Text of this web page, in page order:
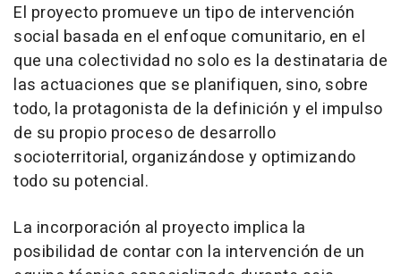
El proyecto promueve un tipo de intervención
social basada en el enfoque comunitario, en el
que una colectividad no solo es la destinataria de
las actuaciones que se planifiquen, sino, sobre
todo, la protagonista de la definición y el impulso
de su propio proceso de desarrollo
socioterritorial, organizándose y optimizando
todo su potencial.
La incorporación al proyecto implica la
posibilidad de contar con la intervención de un